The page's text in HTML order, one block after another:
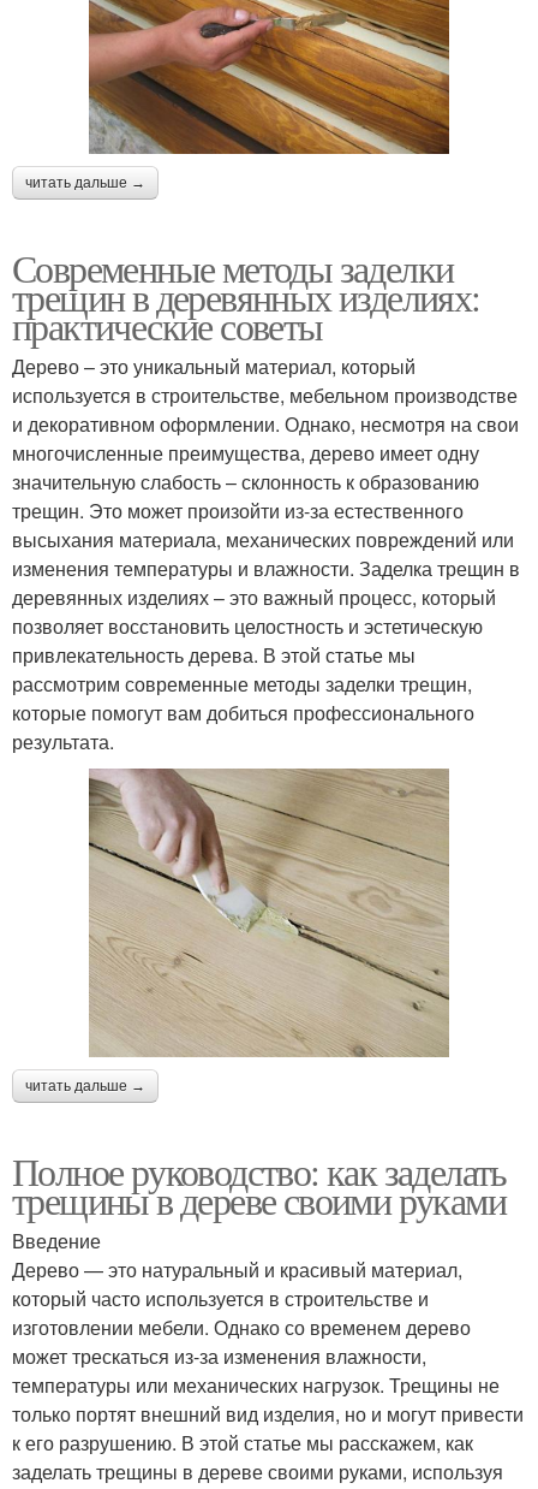
читать дальше →
Современные методы заделки
трещин в деревянных изделиях:
практические советы
Дерево – это уникальный материал, который
используется в строительстве, мебельном производстве
и декоративном оформлении. Однако, несмотря на свои
многочисленные преимущества, дерево имеет одну
значительную слабость – склонность к образованию
трещин. Это может произойти из-за естественного
высыхания материала, механических повреждений или
изменения температуры и влажности. Заделка трещин в
деревянных изделиях – это важный процесс, который
позволяет восстановить целостность и эстетическую
привлекательность дерева. В этой статье мы
рассмотрим современные методы заделки трещин,
которые помогут вам добиться профессионального
результата.
читать дальше →
Полное руководство: как заделать
трещины в дереве своими руками
Введение
Дерево — это натуральный и красивый материал,
который часто используется в строительстве и
изготовлении мебели. Однако со временем дерево
может трескаться из-за изменения влажности,
температуры или механических нагрузок. Трещины не
только портят внешний вид изделия, но и могут привести
к его разрушению. В этой статье мы расскажем, как
заделать трещины в дереве своими руками, используя